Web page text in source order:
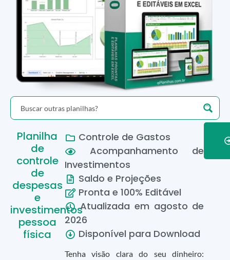
Planilha
de
controle
de
despesas
e
investimentos
pessoa
física
Controle de Gastos
Acompanhamento de
Investimentos
Saldo e Projeções
Pronta e 100% Editável
Atualizada em agosto de
2026
Disponível para Download
Tenha visão clara do seu dinheiro: